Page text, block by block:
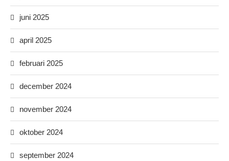
juni 2025
april 2025
februari 2025
december 2024
november 2024
oktober 2024
september 2024